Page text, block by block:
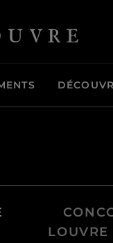
Retour à l'accueil
LOUVRE